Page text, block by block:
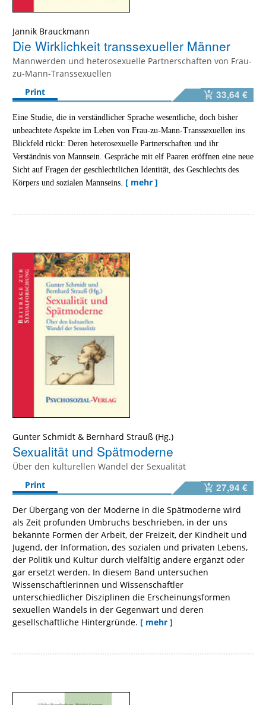
Jannik Brauckmann
Die Wirklichkeit transsexueller Männer
Mannwerden und heterosexuelle Partnerschaften von Frau-
zu-Mann-Transsexuellen
Print
33,64 €
Eine Studie, die in verständlicher Sprache wesentliche, doch bisher
unbeachtete Aspekte im Leben von Frau-zu-Mann-Transsexuellen ins
Blickfeld rückt: Deren heterosexuelle Partnerschaften und ihr
Verständnis von Mannsein. Gespräche mit elf Paaren eröffnen eine neue
Sicht auf Fragen der geschlechtlichen Identität, des Geschlechts des
Körpers und sozialen Mannseins. [ mehr ]
Gunter Schmidt & Bernhard Strauß
Sexualität und Spätmoderne
Über den kulturellen Wandel der Sexualität
Print
27,94 €
Der Übergang von der Moderne in die Spätmoderne wird
als Zeit profunden Umbruchs beschrieben, in der uns
bekannte Formen der Arbeit, der Freizeit, der Kindheit und
Jugend, der Information, des sozialen und privaten Lebens,
der Politik und Kultur durch vielfältig andere ergänzt oder
gar ersetzt werden. In diesem Band untersuchen
Wissenschaftlerinnen und Wissenschaftler
unterschiedlicher Disziplinen die Erscheinungsformen
sexuellen Wandels in der Gegenwart und deren
gesellschaftliche Hintergründe. [ mehr ]